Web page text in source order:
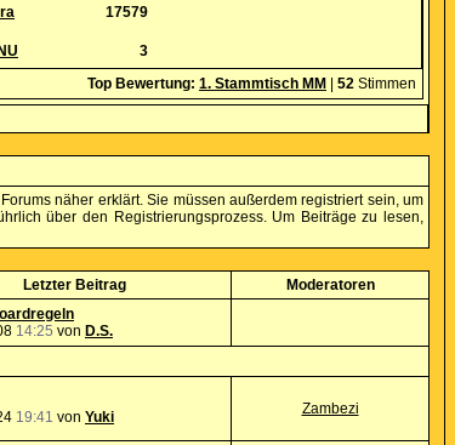
17579
3
Top Bewertung: 1. Stammtisch MM 52 Stimmen
näher erklärt. Sie müssen außerdem registriert sein, um
über den Registrierungsprozess. Um Beiträge zu lesen,
Letzter Beitrag Moderatoren
14:25 von D.S.
19:41 von Yuki Zambezi